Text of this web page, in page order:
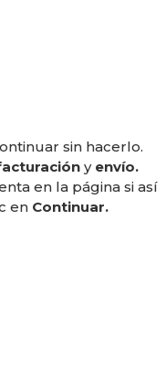
sin hacerlo.
y envío.
en la página si así
en Continuar.